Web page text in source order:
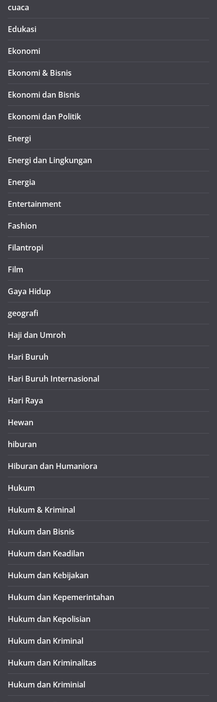
cuaca
Edukasi
Ekonomi
Ekonomi & Bisnis
Ekonomi dan Bisnis
Ekonomi dan Politik
Energi
Energi dan Lingkungan
Energia
Entertainment
Fashion
Filantropi
Film
Gaya Hidup
geografi
Haji dan Umroh
Hari Buruh
Hari Buruh Internasional
Hari Raya
Hewan
hiburan
Hiburan dan Humaniora
Hukum
Hukum & Kriminal
Hukum dan Bisnis
Hukum dan Keadilan
Hukum dan Kebijakan
Hukum dan Kepemerintahan
Hukum dan Kepolisian
Hukum dan Kriminal
Hukum dan Kriminalitas
Hukum dan Kriminial